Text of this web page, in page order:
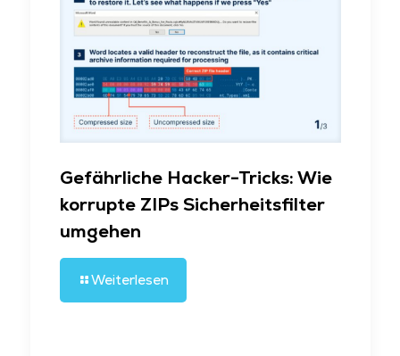
Gefährliche Hacker-Tricks: Wie
korrupte ZIPs Sicherheitsfilter
umgehen
Weiterlesen